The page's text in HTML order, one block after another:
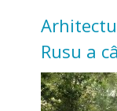
Rusu a